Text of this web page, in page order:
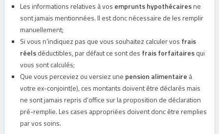
Les informations relatives à vos emprunts hypothécairesne
sont jamais mentionnées. Il est donc nécessaire de les remplir
manuellement;
Si vous n’indiquez pas que vous souhaitez calculer vos frais
réelsdéductibles, par défaut ce sont des frais forfaitairesqui
vous sont calculés;
Que vous perceviez ou versiez une pension alimentaire à
votre ex-conjoint(e), ces montants doivent être déclarés mais
ne sont jamais repris d’office sur la proposition de déclaration
pré-remplie. Les cases appropriées doivent donc être remplies
par vos soins.